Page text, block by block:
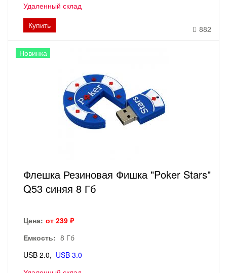
Удаленный склад
Купить
882
Новинка
Флешка Резиновая Фишка "Poker Stars"
Q53 синяя 8 Гб
Цена: от 239 ₽
Емкость: 8 Гб
USB 2.0
USB 3.0